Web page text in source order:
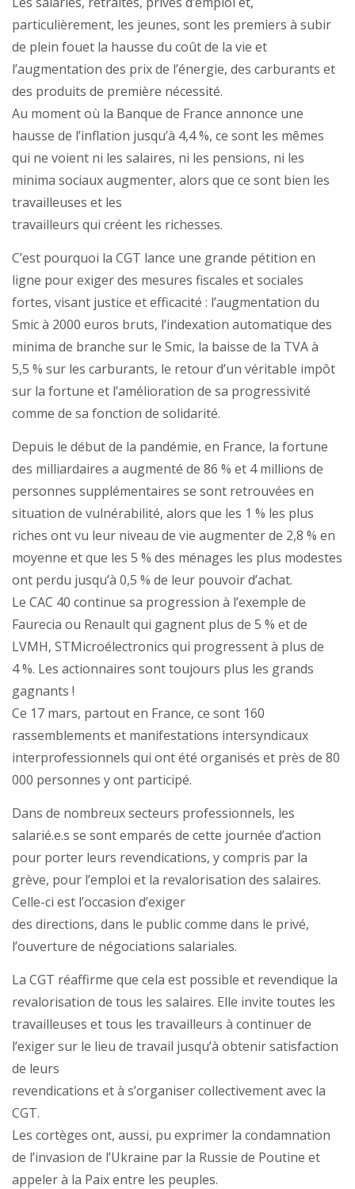
particulièrement, les jeunes, sont les premiers à subir
de plein fouet la hausse du coût de la vie et
l’augmentation des prix de l’énergie, des carburants et
des produits de première nécessité.
Au moment où la Banque de France annonce une
hausse de l’inflation jusqu’à 4,4 %, ce sont les mêmes
qui ne voient ni les salaires, ni les pensions, ni les
minima sociaux augmenter, alors que ce sont bien les
travailleuses et les
travailleurs qui créent les richesses.
C’est pourquoi la CGT lance une grande pétition en
ligne pour exiger des mesures fiscales et sociales
fortes, visant justice et efficacité : l’augmentation du
Smic à 2000 euros bruts, l’indexation automatique des
minima de branche sur le Smic, la baisse de la TVA à
5,5 % sur les carburants, le retour d’un véritable impôt
sur la fortune et l’amélioration de sa progressivité
comme de sa fonction de solidarité.
Depuis le début de la pandémie, en France, la fortune
des milliardaires a augmenté de 86 % et 4 millions de
personnes supplémentaires se sont retrouvées en
situation de vulnérabilité, alors que les 1 % les plus
riches ont vu leur niveau de vie augmenter de 2,8 % en
moyenne et que les 5 % des ménages les plus modestes
ont perdu jusqu’à 0,5 % de leur pouvoir d’achat.
Le CAC 40 continue sa progression à l’exemple de
Faurecia ou Renault qui gagnent plus de 5 % et de
LVMH, STMicroélectronics qui progressent à plus de
4 %. Les actionnaires sont toujours plus les grands
gagnants !
Ce 17 mars, partout en France, ce sont 160
rassemblements et manifestations intersyndicaux
interprofessionnels qui ont été organisés et près de 80
000 personnes y ont participé.
Dans de nombreux secteurs professionnels, les
salarié.e.s se sont emparés de cette journée d’action
pour porter leurs revendications, y compris par la
grève, pour l’emploi et la revalorisation des salaires.
Celle-ci est l’occasion d’exiger
des directions, dans le public comme dans le privé,
l’ouverture de négociations salariales.
La CGT réaffirme que cela est possible et revendique la
revalorisation de tous les salaires. Elle invite toutes les
travailleuses et tous les travailleurs à continuer de
l’exiger sur le lieu de travail jusqu’à obtenir satisfaction
de leurs
revendications et à s’organiser collectivement avec la
CGT.
Les cortèges ont, aussi, pu exprimer la condamnation
de l’invasion de l’Ukraine par la Russie de Poutine et
appeler à la Paix entre les peuples.